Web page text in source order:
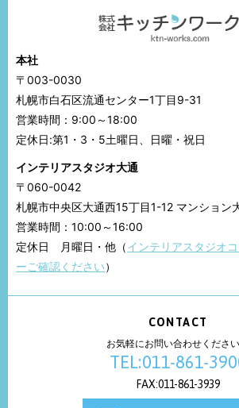
本社
〒003-0030
札幌市白石区流通センター1丁目9-31
営業時間：9:00～18:00
定休日:第1・3・5土曜日、日曜・祝日
インテリアスタジオ大通
〒060-0042
札幌市中央区大通西15丁目1-12 マンション
営業時間：10:00～16:00
定休日 月曜日・他（インテリアスタジオ
ーご確認ください）
CONTACT
お気軽にお問い合わせください
TEL:011-861-
FAX:011-861-3939